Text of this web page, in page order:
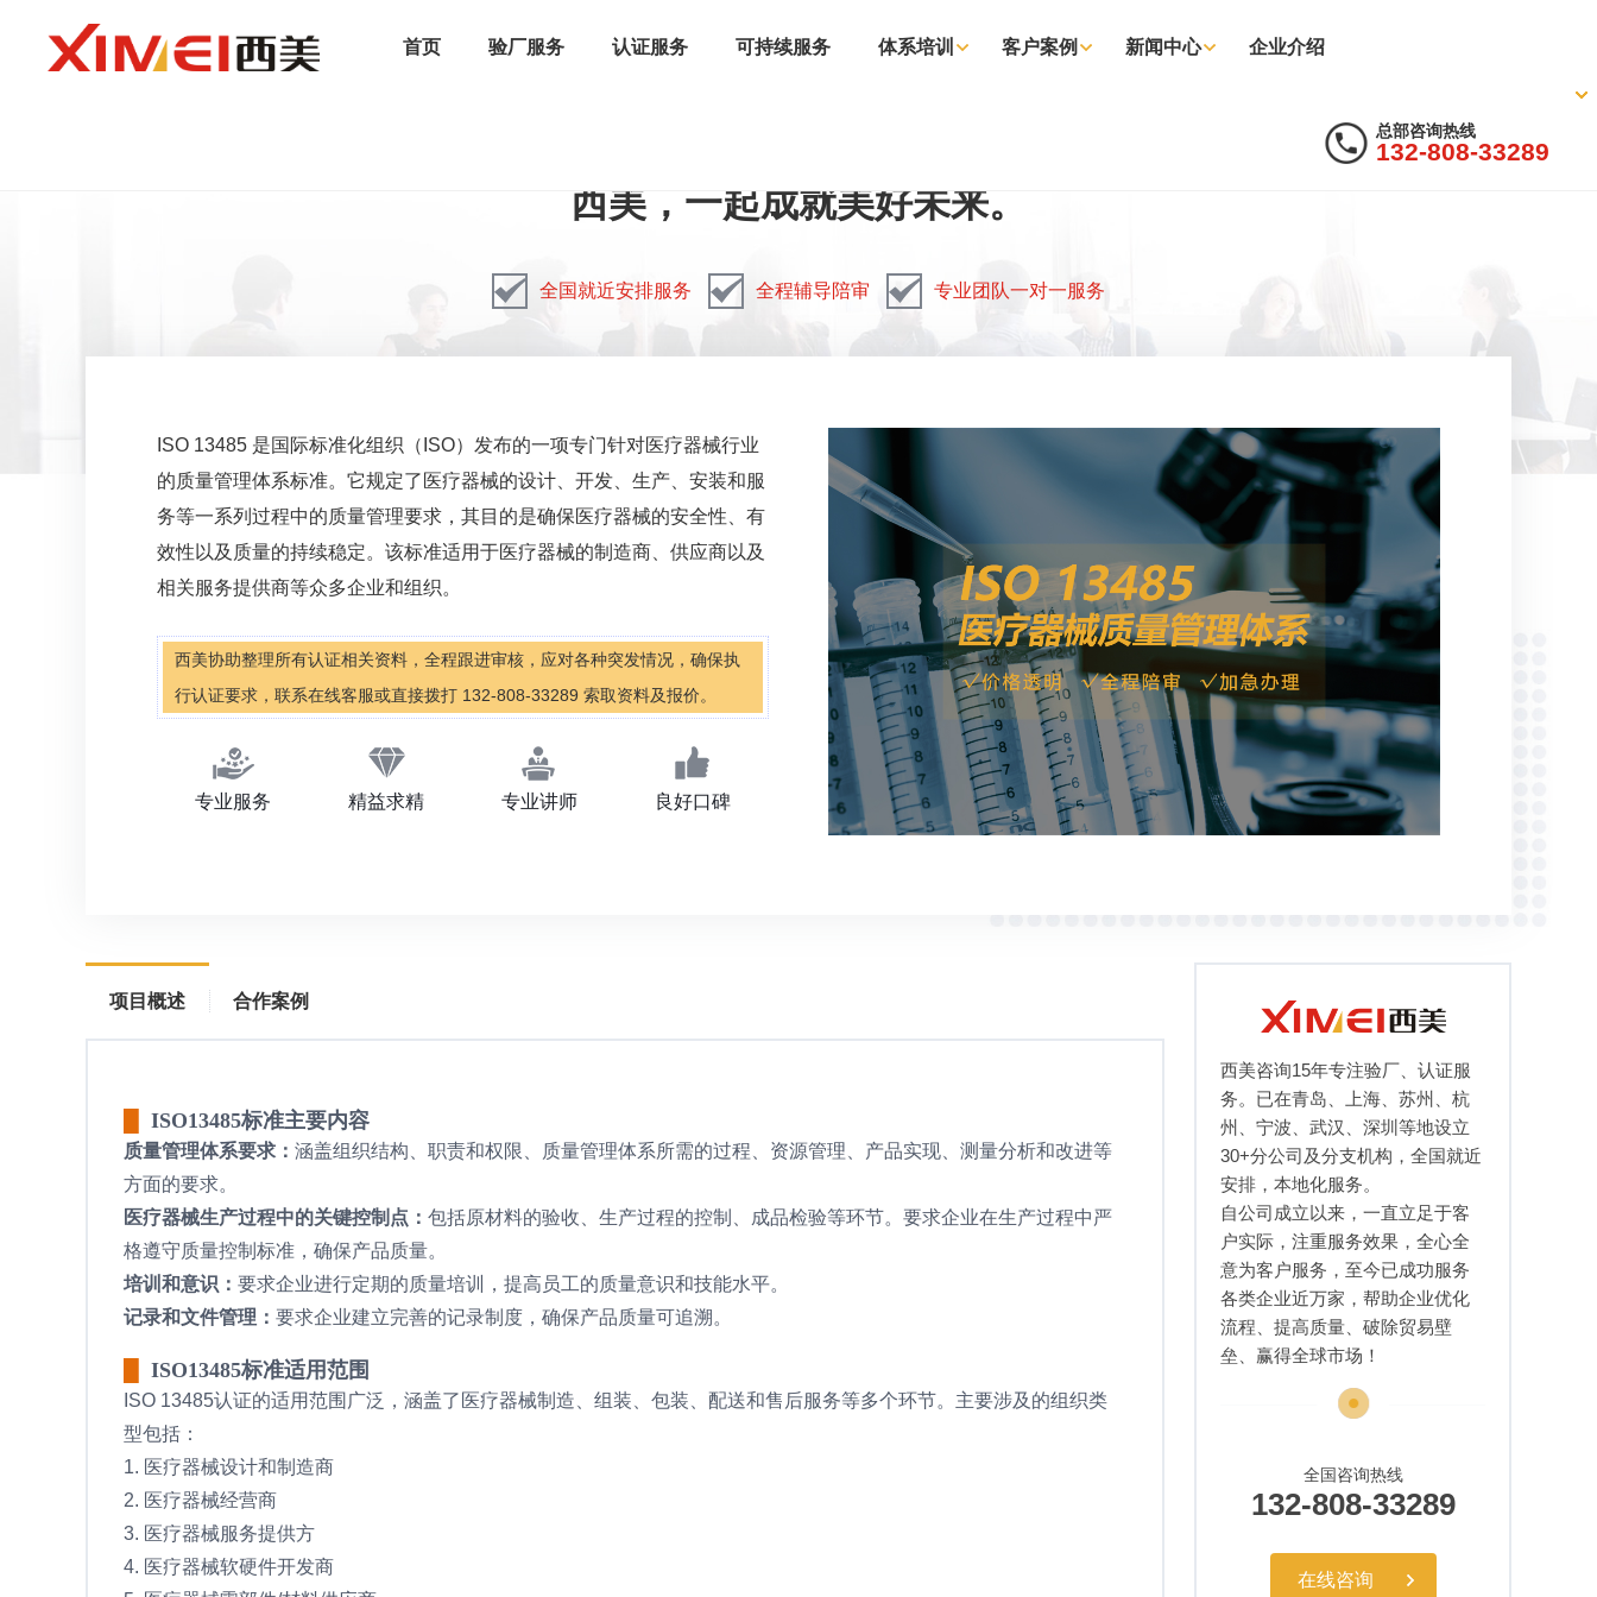
首页 验厂服务 认证服务 可持续服务 体系培训 客户案例 新闻中心 企业介绍
总部咨询热线
132-808-33289
西美，一起成就美好未来。
全国就近安排服务 全程辅导陪审 专业团队一对一服务
ISO 13485 是国际标准化组织（ISO）发布的一项专门针对医疗器械行业
的质量管理体系标准。它规定了医疗器械的设计、开发、生产、安装和服
务等一系列过程中的质量管理要求，其目的是确保医疗器械的安全性、有
效性以及质量的持续稳定。该标准适用于医疗器械的制造商、供应商以及
相关服务提供商等众多企业和组织。
西美协助整理所有认证相关资料，全程跟进审核，应对各种突发情况，确保执
行认证要求，联系在线客服或直接拨打 132-808-33289 索取资料及报价。
专业服务 精益求精 专业讲师 良好口碑
西美咨询15年专注验厂、认证服
务。已在青岛、上海、苏州、杭
州、宁波、武汉、深圳等地设立
30+分公司及分支机构，全国就近
安排，本地化服务。
自公司成立以来，一直立足于客
户实际，注重服务效果，全心全
意为客户服务，至今已成功服务
各类企业近万家，帮助企业优化
流程、提高质量、破除贸易壁
垒、赢得全球市场！
全国咨询热线
132-808-33289
在线咨询
项目概述 合作案例
ISO13485标准主要内容
质量管理体系要求： 涵盖组织结构、职责和权限、质量管理体系所需的过程、资源管理、产品实现、测量分析和改进等
方面的要求。
医疗器械生产过程中的关键控制点： 包括原材料的验收、生产过程的控制、成品检验等环节。要求企业在生产过程中严
格遵守质量控制标准，确保产品质量。
培训和意识： 要求企业进行定期的质量培训，提高员工的质量意识和技能水平。
记录和文件管理： 要求企业建立完善的记录制度，确保产品质量可追溯。
ISO13485标准适用范围
ISO 13485认证的适用范围广泛，涵盖了医疗器械制造、组装、包装、配送和售后服务等多个环节。主要涉及的组织类
型包括：
1. 医疗器械设计和制造商
2. 医疗器械经营商
3. 医疗器械服务提供方
4. 医疗器械软硬件开发商